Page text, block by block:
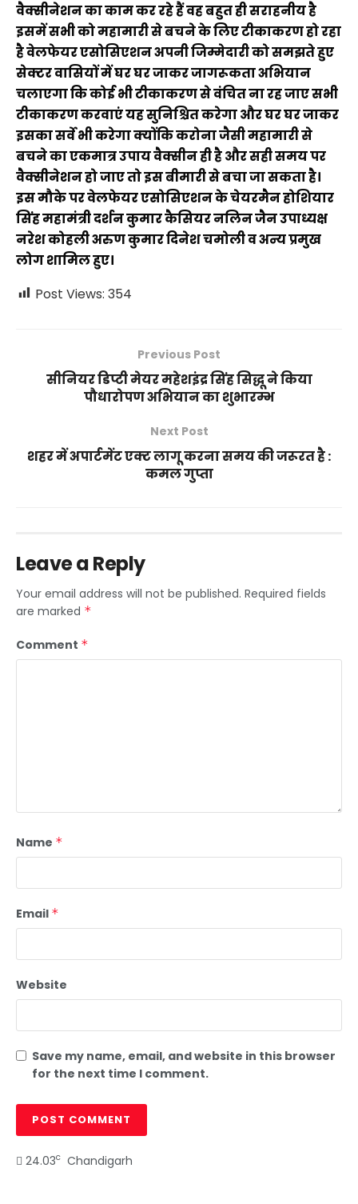
वैक्सीनेशन का काम कर रहे हैं वह बहुत ही सराहनीय है
इसमें सभी को महामारी से बचने के लिए टीकाकरण हो रहा
है वेलफेयर एसोसिएशन अपनी जिम्मेदारी को समझते हुए
सेक्टर वासियों में घर घर जाकर जागरूकता अभियान
चलाएगा कि कोई भी टीकाकरण से वंचित ना रह जाए सभी
टीकाकरण करवाएं यह सुनिश्चित करेगा और घर घर जाकर
इसका सर्वे भी करेगा क्योंकि करोना जैसी महामारी से
बचने का एकमात्र उपाय वैक्सीन ही है और सही समय पर
वैक्सीनेशन हो जाए तो इस बीमारी से बचा जा सकता है।
इस मौके पर वेलफेयर एसोसिएशन के चेयरमैन होशियार
सिंह महामंत्री दर्शन कुमार कैसियर नलिन जैन उपाध्यक्ष
नरेश कोहली अरुण कुमार दिनेश चमोली व अन्य प्रमुख
लोग शामिल हुए।
Post Views: 354
Previous Post
सीनियर डिप्टी मेयर महेशइंद्र सिंह सिद्धू ने किया
पौधारोपण अभियान का शुभारम्भ
Next Post
शहर में अपार्टमेंट एक्ट लागू करना समय की जरूरत है :
कमल गुप्ता
Leave a Reply
Your email address will not be published. Required fields
are marked *
Comment *
Name *
Email *
Website
Save my name, email, and website in this browser
for the next time I comment.
24.03c Chandigarh